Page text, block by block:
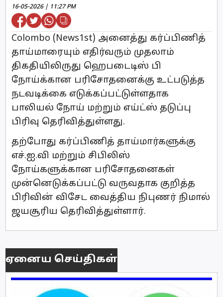
16-05-2026 | 11:27 PM
Colombo (News1st) அனைத்து கர்ப்பிணித்
தாய்மாரையும் எதிர்வரும் முதலாம்
திகதியிலிருது ஹெபடைடிஸ் பி
நோய்க்கான பரிசோதனைக்கு உட்படுத்த
நடவடிக்கை எடுக்கப்பட்டுள்ளதாக
பாலியல் நோய் மற்றும் எய்ட்ஸ் தடுப்பு
பிரிவு தெரிவித்துள்ளது.
தற்போது கர்ப்பிணித் தாய்மார்களுக்கு
எச்.ஐ.வி மற்றும் சிபிலிஸ்
நோய்களுக்கான பரிசோதனைகள்
முன்னெடுக்கப்பட்டு வருவதாக குறித்த
பிரிவின் விசேட வைத்திய நிபுணர் நிமால்
ஜயசூரிய தெரிவித்துள்ளார்.
ஏனைய செய்திகள்